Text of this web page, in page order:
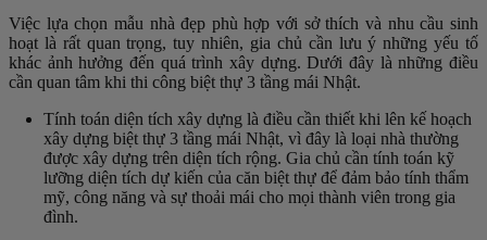
Việc lựa chọn mẫu nhà đẹp phù hợp với sở thích và nhu cầu sinh
hoạt là rất quan trọng, tuy nhiên, gia chủ cần lưu ý những yếu tố
khác ảnh hưởng đến quá trình xây dựng. Dưới đây là những điều
cần quan tâm khi thi công biệt thự 3 tầng mái Nhật.
Tính toán diện tích xây dựng là điều cần thiết khi lên kế hoạch
xây dựng biệt thự 3 tầng mái Nhật, vì đây là loại nhà thường
được xây dựng trên diện tích rộng. Gia chủ cần tính toán kỹ
lưỡng diện tích dự kiến của căn biệt thự để đảm bảo tính thẩm
mỹ, công năng và sự thoải mái cho mọi thành viên trong gia
đình.